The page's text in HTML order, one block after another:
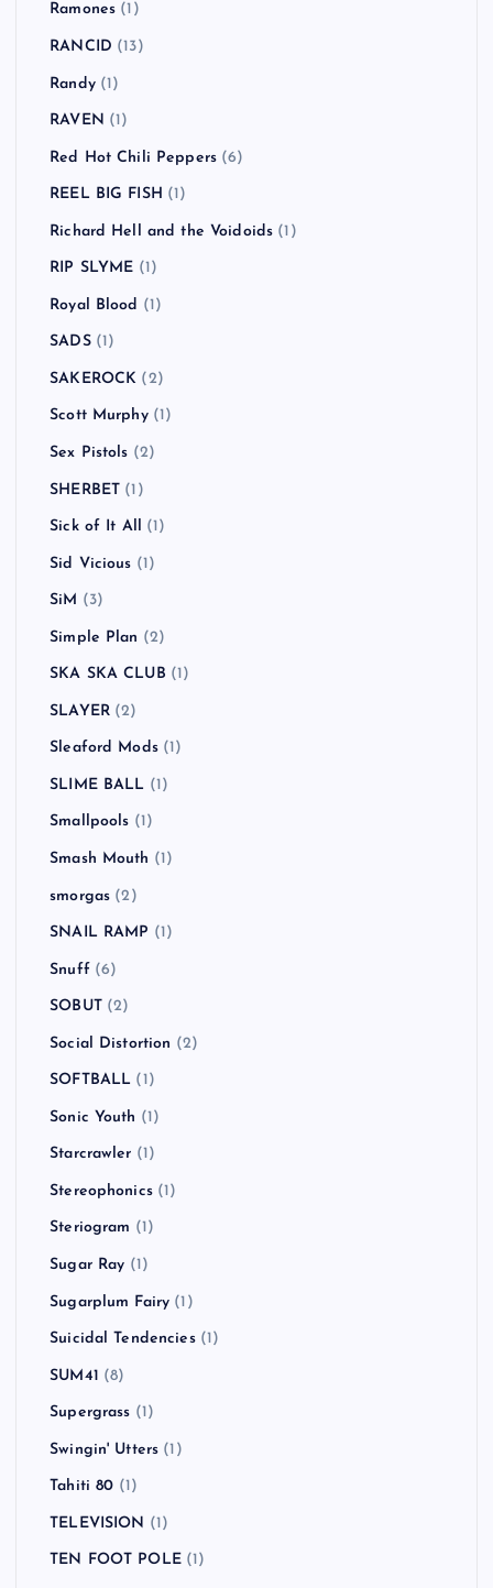
Ramones (1)
RANCID (13)
Randy(1)
RAVEN (1)
Red Hot Chili Peppers (6)
REEL BIG FISH (1)
Richard Hell and the Voidoids (1)
RIP SLYME (1)
Royal Blood (1)
SADS(1)
SAKEROCK (2)
Scott Murphy(1)
Sex Pistols (2)
SHERBET (1)
Sick of It All (1)
Sid Vicious (1)
SiM (3)
Simple Plan (2)
SKA SKA CLUB (1)
SLAYER(2)
Sleaford Mods(1)
SLIME BALL (1)
Smallpools (1)
Smash Mouth (1)
smorgas (2)
SNAIL RAMP (1)
Snuff (6)
SOBUT(2)
Social Distortion (2)
SOFTBALL (1)
Sonic Youth (1)
Starcrawler (1)
Stereophonics(1)
Steriogram (1)
Sugar Ray (1)
Sugarplum Fairy (1)
Suicidal Tendencies(1)
SUM41 (8)
Supergrass (1)
Swingin' Utters (1)
Tahiti 80 (1)
TELEVISION (1)
TEN FOOT POLE(1)